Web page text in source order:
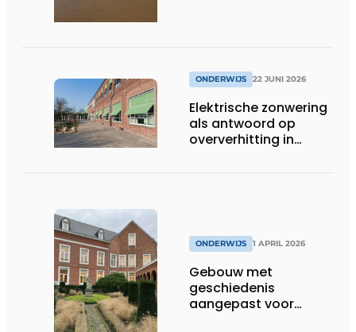
ONDERWIJS 22 JUNI 2026
Elektrische zonwering
als antwoord op
oververhitting in
ONDERWIJS 1 APRIL 2026
Gebouw met
geschiedenis
aangepast voor